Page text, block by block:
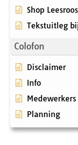
Shop
Tekstuitleg
Colofon
Disclaimer
Info
Medewerkers
Planning